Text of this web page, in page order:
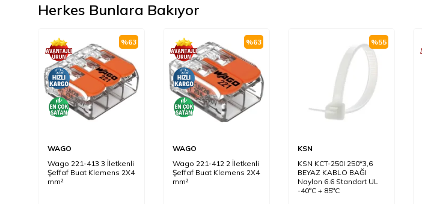
Herkes Bunlara Bakıyor
%63
WAGO
Wago 221-413 3 İletkenli
Şeffaf Buat Klemens 2X4
mm²
%63
WAGO
Wago 221-412 2 İletkenli
Şeffaf Buat Klemens 2X4
mm²
%55
KSN
KSN KCT-250I 250*3,6
BEYAZ KABLO BAĞI
Naylon 6.6 Standart UL
-40°C + 85°C